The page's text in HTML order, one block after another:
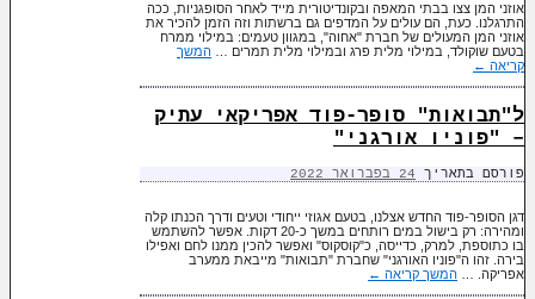
אוזני המן צצו בבתי המאפה ובקונדיטורית מייד לאחר הסופגניות, ככה
התרגלנו. כעת, הם עולים על המדפים גם ברשתות וזה הזמן להכיר את
אוזני המן המעולים של חברת "אחוה", במגוון טעמים: במילוי ממרח
בטעם שוקולד, במילוי מלית פרג ובמילוי מלית תמרים … המשך
קריאה ←
ל"תבואות" סופר-פוד אפריקאי עתיק
– "פוניו אורגני"
פורסם בתאריך 24 בפברואר 2022
דגן הסופר-פוד החדש אצלנו, בטעם אגוזי ייחודי וטעים ודרך הכנתו קלה
ומהירה: רק בישול במים רותחים במשך כ-20 דקות. אפשר להשתמש
בו כתוספת, למרק, כדייסה, כ"קוסקוס" ואפשר להכין ממנו לחם ואפילו
בירה. זהו ה"פוניו האורגני" שחברת "תבואות" מייבאת ממערב
אפריקה. … המשך קריאה ←